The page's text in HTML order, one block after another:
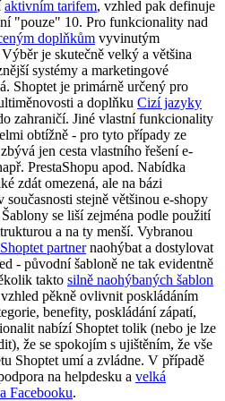
aktivním tarifem, vzhled pak definuje
"pouze" 10. Pro funkcionality nad
doplňkům vyvinutým
je skutečně velký a většina
systémy a marketingové
Shoptet je primárně určený pro
a doplňku Cizí jazyky
zahraničí. Jiné vlastní funkcionality
obtížně - pro tyto případy ze
jen cesta vlastního řešení e-
PrestaShopu apod. Nabídka
zdát omezená, ale na bázi
stejně většinou e-shopy
se liší zejména podle použití
a na ty menší. Vybranou
partnernaohýbat a dostylovat
- původní šabloně ne tak evidentně
takto silně naohýbaných šablon
pěkně ovlivnit poskládáním
benefity, poskládání zápatí,
nabízí Shoptet tolik (nebo je lze
že se spokojím s ujištěním, že vše
Shoptet umí a zvládne. V případě
na helpdesku a velká
Facebooku.